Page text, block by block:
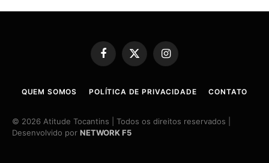
Facebook
X
(Twitter)
Instagram
QUEM SOMOS POLÍTICA DE PRIVACIDADE CONTATO
© 2026 Atitude Tocantins | Todos os direitos reservados |
Desenvolvido por NETWORK F5